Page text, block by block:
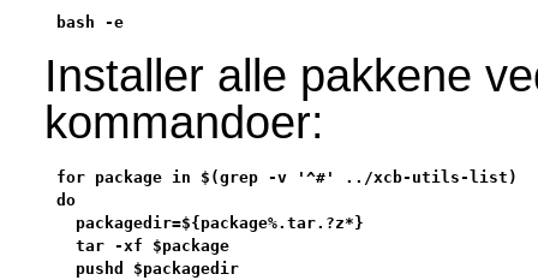
bash -e
Installer alle pakkene
kommandoer:
for package in $(grep -v '^#' ../xcb-utils-list)
do
  packagedir=${package%.tar.?z*}
  tar -xf $package
  pushd $packagedir